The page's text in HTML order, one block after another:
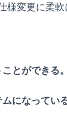
変更に柔軟
とができる。
になっている